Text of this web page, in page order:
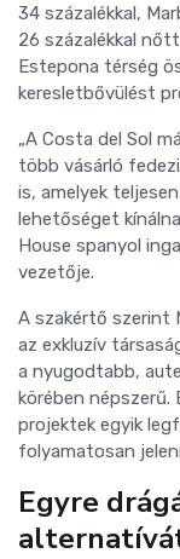
34 százalékkal,
26 százalékkal
Estepona térség
keresletbővülést
„A Costa del Sol
több vásárló
is, amelyek
lehetőséget
House spanyol
vezetője.
A szakértő szerint
az exkluzív
a nyugodtabb,
körében népszerű.
projektek egyik
folyamatosan
Egyre